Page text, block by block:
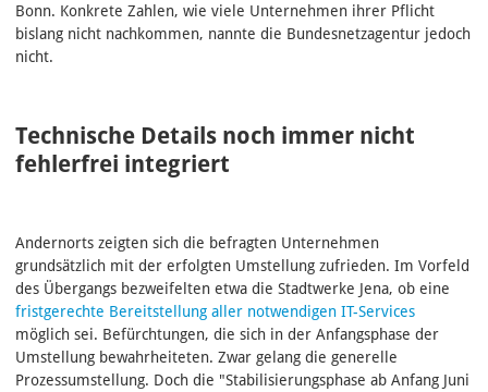
Bonn. Konkrete Zahlen, wie viele Unternehmen ihrer Pflicht
bislang nicht nachkommen, nannte die Bundesnetzagentur jedoch
nicht.
Technische Details noch immer nicht
fehlerfrei integriert
Andernorts zeigten sich die befragten Unternehmen
grundsätzlich mit der erfolgten Umstellung zufrieden. Im Vorfeld
des Übergangs bezweifelten etwa die Stadtwerke Jena, ob eine
fristgerechte Bereitstellung aller notwendigen IT-Services
möglich sei. Befürchtungen, die sich in der Anfangsphase der
Umstellung bewahrheiteten. Zwar gelang die generelle
Prozessumstellung. Doch die "Stabilisierungsphase ab Anfang Juni